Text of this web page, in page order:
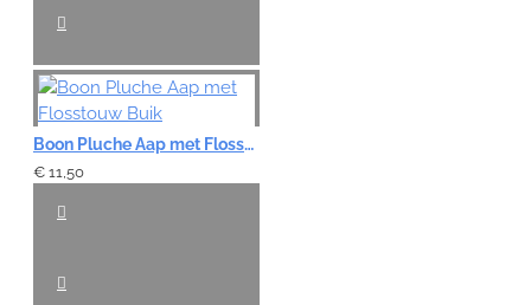
Boon Pluche Aap met Flosstouw Buik
€ 11,50